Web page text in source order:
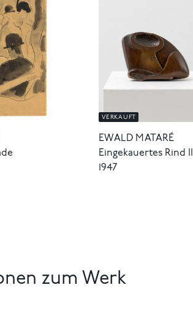
VERKAUFT
EWALD MATARÉ
Eingekauertes Rind II
1947
zum Werk